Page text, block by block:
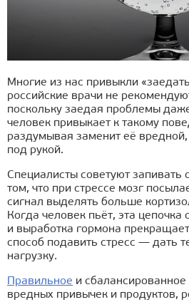
Многие из нас привыкли
российские врачи не
поскольку заедая проблемы
человек привыкает к такому
раздумывая заменит её
под рукой.
Специалисты советуют
том, что при стрессе мозг
сигнал выделять больше
Когда человек пьёт, эта цепочка
и выработка гормона
способ подавить стресс — дать
нагрузку.
Правильное и сбалансированное
вредных привычек и продуктов,